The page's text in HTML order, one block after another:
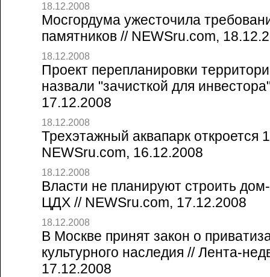
18.12.2008
Мосгордума ужесточила
памятников // NEWSru.com,
18.12.2008
Проект перепланировки
назвали "зачисткой для
17.12.2008
18.12.2008
Трехэтажный аквапарк откроется
NEWSru.com, 16.12.2008
18.12.2008
Власти не планируют строить
ЦДХ // NEWSru.com, 17.12.2008
18.12.2008
В Москве принят закон о
культурного наследия // Лента-
17.12.2008